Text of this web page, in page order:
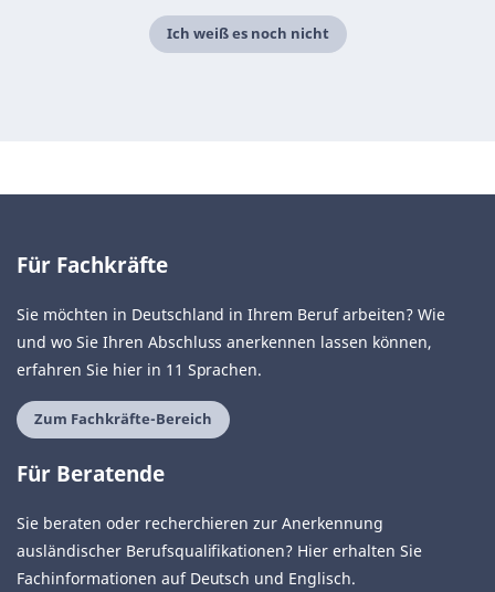
Ich weiß es noch nicht
Für Fachkräfte
Sie möchten in Deutschland in Ihrem Beruf arbeiten? Wie
und wo Sie Ihren Abschluss anerkennen lassen können,
erfahren Sie hier in 11 Sprachen.
Zum Fachkräfte-Bereich
Für Beratende
Sie beraten oder recherchieren zur Anerkennung
ausländischer Berufsqualifikationen? Hier erhalten Sie
Fachinformationen auf Deutsch und Englisch.